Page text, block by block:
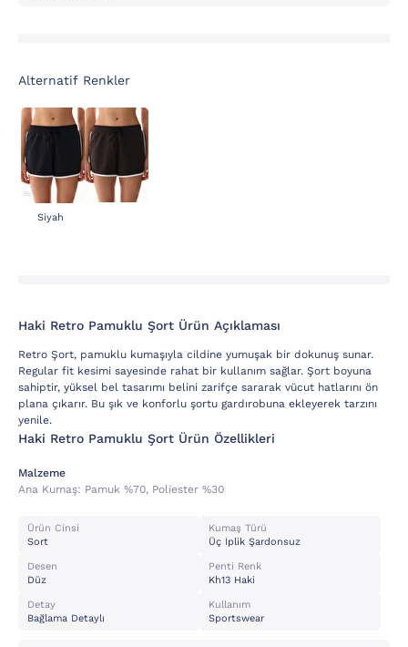
Alternatif Renkler
Siyah
Haki Retro Pamuklu Şort Ürün Açıklaması
Retro Şort, pamuklu kumaşıyla cildine yumuşak bir dokunuş sunar.
Regular fit kesimi sayesinde rahat bir kullanım sağlar. Şort boyuna
sahiptir, yüksel bel tasarımı belini zarifçe sararak vücut hatlarını ön
plana çıkarır. Bu şık ve konforlu şortu gardırobuna ekleyerek tarzını
yenile.
Haki Retro Pamuklu Şort Ürün Özellikleri
Malzeme
Ana Kumaş: Pamuk %70, Poli̇ester %30
Ürün Cinsi
Sort
Kumaş Türü
Üç İplik Şardonsuz
Desen
Düz
Penti Renk
Kh13 Haki
Detay
Bağlama Detaylı
Kullanım
Sportswear